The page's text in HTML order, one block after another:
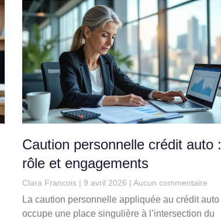
Caution personnelle crédit auto :
rôle et engagements
Clara Francois 9 avril 2026 Aucun commentaire
La caution personnelle appliquée au crédit auto
occupe une place singulière à l’intersection du